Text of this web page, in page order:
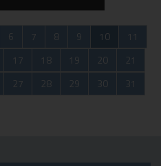
6 7 8 9 10
11
17 18 19 20
21
27 28 29 30
31